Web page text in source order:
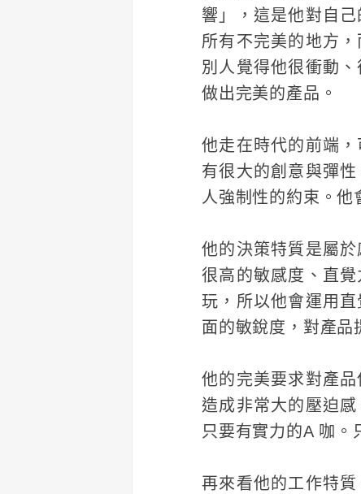
響」，這是他對自
所有不完美的地方
別人覺得他很衝動
做出完美的產品。
他走在時代的前端
有很大的創意與彈
人強制性的約束。他
他的決策特質是屬
很高的敏感度、直
玩，所以他會運用
面的敏銳度，對產品
他的完美要求對產
造成非常大的壓迫
只要有實力的A 咖。
再來看他的工作特